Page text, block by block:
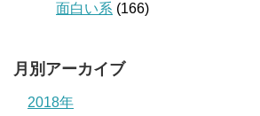
面白い系 (166)
月別アーカイブ
2018年